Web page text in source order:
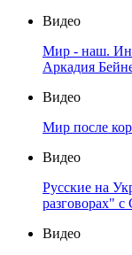
Видео
Мир - наш.
Аркадия
Видео
Мир после
Видео
Русские на
разговорах"
Видео